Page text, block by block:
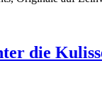
die